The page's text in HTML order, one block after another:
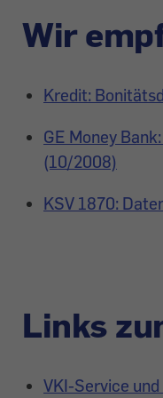
Wir
Kredit:
GE Money
(10/2008)
KSV 1870:
Links
VKI-Service